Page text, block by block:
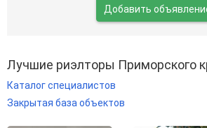
Добавить
Лучшие риэлторы Приморского
Каталог специалистов
Закрытая база объектов